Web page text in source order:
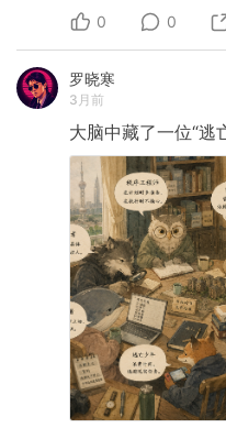
有的大怪很
这群老登们集体上
里，可以单人
矿赚金币，赚
里打boss，
个boss掉四五
得，所有金币
团都会由一个
十几个装备很
熟悉打法，装备不
你不会打，只
验副本，还能
新手也能变成“
存了3000金币，也
想要，出价
我在犹豫要不
看见我的鼠标
0 0
罗晓寒
3月前
大脑中藏了一位“逃